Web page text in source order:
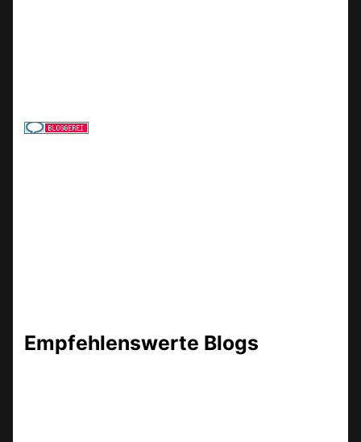
Empfehlenswerte Blogs